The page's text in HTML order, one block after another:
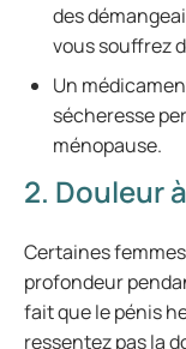
des
vous souffrez
Un
sécheresse
ménopause.
2. Douleur
Certaines
profondeur
fait que le pénis
ressentez pas la